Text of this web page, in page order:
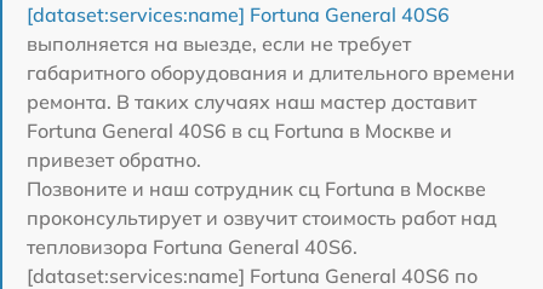
[dataset:services:name] Fortuna General 40S6
выполняется на выезде, если не требует
габаритного оборудования и длительного времени
ремонта. В таких случаях наш мастер доставит
Fortuna General 40S6 в сц Fortuna в Москве и
привезет обратно.
Позвоните и наш сотрудник сц Fortuna в Москве
проконсультирует и озвучит стоимость работ над
тепловизора Fortuna General 40S6.
[dataset:services:name] Fortuna General 40S6 по